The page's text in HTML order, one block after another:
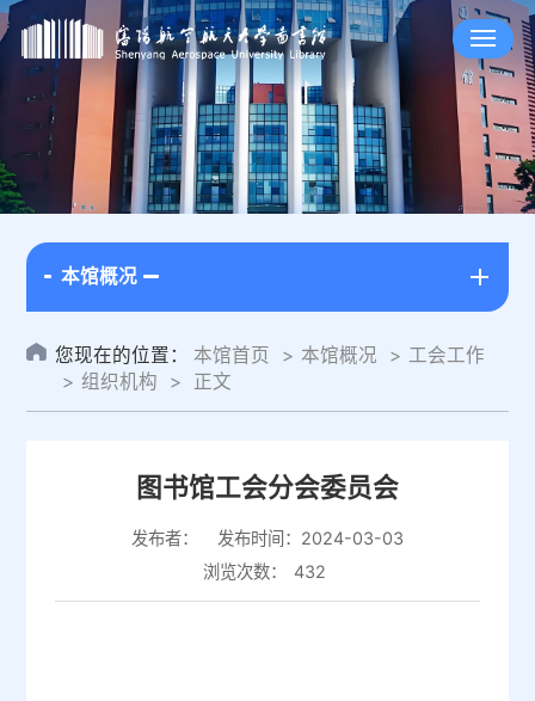
本馆概况
您现在的位置： 本馆首页 本馆概况
工会工作
组织机构
正文
图书馆工会分会委员会
发布者：
发布时间：2024-03-03
浏览次数：
432